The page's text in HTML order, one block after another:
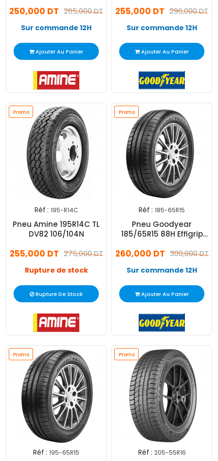
265,000 DT
250,000 DT
Sur commande 12H
Ajouter Au Panier
296,000 DT
255,000 DT
Sur commande 12H
Ajouter Au Panier
Promo
Réf : 195-R14C
Pneu Amine 195R14C TL
DV82 106/104N
275,000 DT
255,000 DT
Rupture de stock
Rupture De Stock
Promo
Réf : 185-65R15
Pneu Goodyear
185/65R15 88H Effigrip
300,000 DT
260,000 DT
Sur commande 12H
Ajouter Au Panier
Promo
Réf : 195-65R15
Promo
Réf : 205-55R16